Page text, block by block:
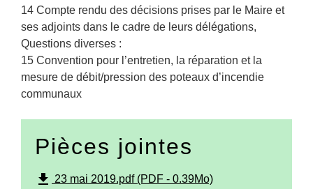
14 Compte rendu des décisions prises par le Maire et
ses adjoints dans le cadre de leurs délégations,
Questions diverses :
15 Convention pour l’entretien, la réparation et la
mesure de débit/pression des poteaux d’incendie
communaux
Pièces jointes
file_download 23 mai 2019.pdf (PDF - 0.39Mo)